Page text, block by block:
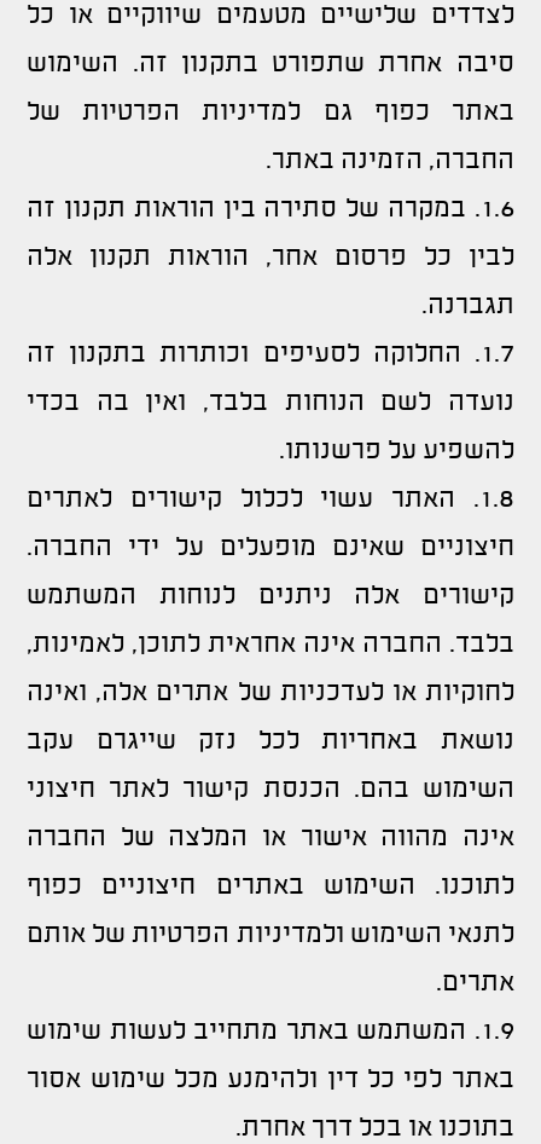
לצדדים שלישיים מטעמים שיווקיים או כל
סיבה אחרת שתפורט בתקנון זה. השימוש
באתר כפוף גם למדיניות הפרטיות של
החברה, הזמינה באתר.
1.6. במקרה של סתירה בין הוראות תקנון זה
לבין כל פרסום אחר, הוראות תקנון אלה
תגברנה.
1.7. החלוקה לסעיפים וכותרות בתקנון זה
נועדה לשם הנוחות בלבד, ואין בה בכדי
להשפיע על פרשנותו.
1.8. האתר עשוי לכלול קישורים לאתרים
חיצוניים שאינם מופעלים על ידי החברה.
קישורים אלה ניתנים לנוחות המשתמש
בלבד. החברה אינה אחראית לתוכן, לאמינות,
לחוקיות או לעדכניות של אתרים אלה, ואינה
נושאת באחריות לכל נזק שייגרם עקב
השימוש בהם. הכנסת קישור לאתר חיצוני
אינה מהווה אישור או המלצה של החברה
לתוכנו. השימוש באתרים חיצוניים כפוף
לתנאי השימוש ולמדיניות הפרטיות של אותם
אתרים.
1.9. המשתמש באתר מתחייב לעשות שימוש
באתר לפי כל דין ולהימנע מכל שימוש אסור
בתוכנו או בכל דרך אחרת.